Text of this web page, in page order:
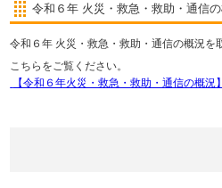
令和６年 火災・救急・救助・通信
令和６年 火災・救急・救助・通信の概況を
こちらをご覧ください。
【令和６年火災・救急・救助・通信の概況】